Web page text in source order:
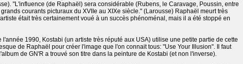
"L'influence (de Raphaël) sera considérable (Rubens, le Caravage, Poussin, entre
courants picturaux du XVIIe au XIXe siècle." (Larousse) Raphaël meurt très
était très certainement voué à un succès phénoménal, mais il a été stoppé en
l'année 1990, Kostabi (un artiste très réputé aux USA) utilise une petite partie de cette
de Raphaël pour créer l'image que l'on connait tous: "Use Your Illusion". Il faut
de GN'R a trouvé son titre dans la peinture de Kostabi (et non l'inverse).